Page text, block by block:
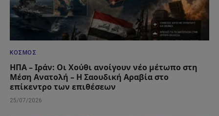
ΚΌΣΜΟΣ
ΗΠΑ – Ιράν: Οι Χούθι ανοίγουν νέο μέτωπο στη
Μέση Ανατολή – Η Σαουδική Αραβία στο
επίκεντρο των επιθέσεων
25/07/2026